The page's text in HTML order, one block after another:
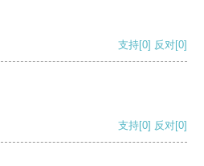
支持[0] 反对[0]
支持[0] 反对[0]